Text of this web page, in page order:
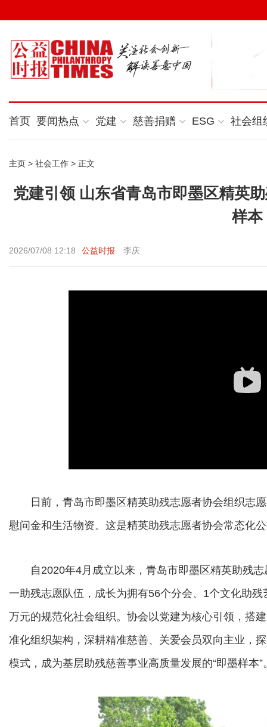
首页 要闻热点 党建 慈善捐赠 ESG 社会组
主页 > 社会工作 > 正文
党建引领 山东省青岛市即墨区精英
样本
2026/07/08 12:18 公益时报 李庆
日前，青岛市即墨区精英助残志愿者协会组织志愿
慰问金和生活物资。这是精英助残志愿者协会常态化
自2020年4月成立以来，青岛市即墨区精英助残志
一助残志愿队伍，成长为拥有56个分会、1个文化助
万元的规范化社会组织。协会以党建为核心引领，搭
准化组织架构，深耕精准慈善、关爱会员双向主业，
模式，成为基层助残慈善事业高质量发展的“即墨样本”